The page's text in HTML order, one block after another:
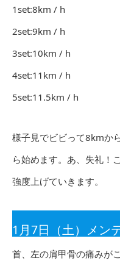
1set:8km / h
2set:9km / h
3set:10km / h
4set:11km / h
5set:11.5km / h
様子見でビビって8kmか
ら始めます。あ、失礼！
強度上げていきます。
1月7日（土）メン
首、左の肩甲骨の痛みが